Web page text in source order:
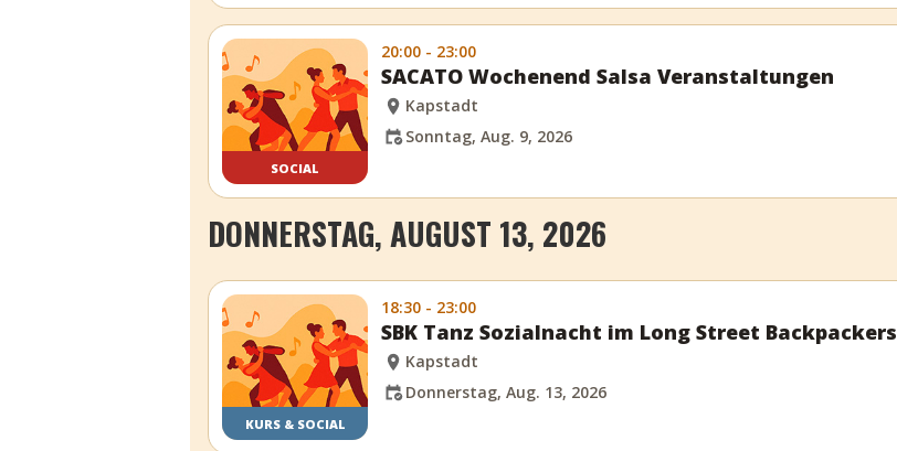
SOCIAL
20:00 - 23:00
SACATO Wochenend Salsa Veranstaltungen
Kapstadt
Sonntag, Aug. 9, 2026
DONNERSTAG, AUGUST 13, 2026
KURS & SOCIAL
18:30 - 23:00
SBK Tanz Sozialnacht im Long Street Backpackers
Kapstadt
Donnerstag, Aug. 13, 2026